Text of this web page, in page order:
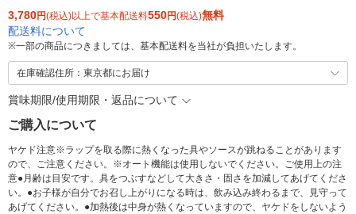
3,780円(税込)以上で基本配送料550円(税込)無料
配送料について
※一部の商品につきましては、基本配送料を当社が負担いたします。
在庫確認住所：東京都にお届け
賞味期限/使用期限・返品について
ご購入について
ヤケド注意※ラップを取る際に熱くなった具やソースが跳ねることがあります
ので、ご注意ください。※オート機能は使用しないでください。ご使用上の注
意●月齢は目安です。具をつぶすなどして大きさ・固さを加減してあげてくださ
い。●お子様が自分でお召し上がりになる時は、飲み込み終わるまで、見守って
あげてください。●加熱後は中身が熱くなっていますので、ヤケドをしないよう